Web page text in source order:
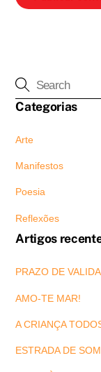
Categorias
Arte
Manifestos
Poesia
Reflexões
Artigos
PRAZO DE
AMO-TE MAR!
A CRIANÇA
ESTRADA DE